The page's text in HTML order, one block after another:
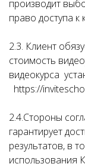
производит
право доступа
2.3. Клиент
стоимость
видеокурса
https://
2.4.Стороны
гарантирует
результатов, в
использования